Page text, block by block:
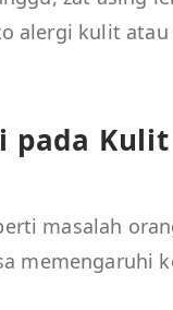
alergi kulit
pada
masalah
memengaruhi